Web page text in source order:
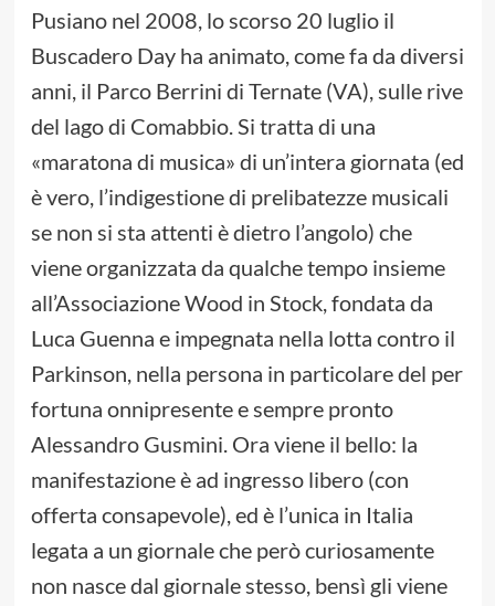
Pusiano nel 2008, lo scorso 20 luglio il
Buscadero Day ha animato, come fa da diversi
anni, il Parco Berrini di Ternate (VA), sulle rive
del lago di Comabbio. Si tratta di una
«maratona di musica» di un’intera giornata (ed
è vero, l’indigestione di prelibatezze musicali
se non si sta attenti è dietro l’angolo) che
viene organizzata da qualche tempo insieme
all’Associazione Wood in Stock, fondata da
Luca Guenna e impegnata nella lotta contro il
Parkinson, nella persona in particolare del per
fortuna onnipresente e sempre pronto
Alessandro Gusmini. Ora viene il bello: la
manifestazione è ad ingresso libero (con
offerta consapevole), ed è l’unica in Italia
legata a un giornale che però curiosamente
non nasce dal giornale stesso, bensì gli viene